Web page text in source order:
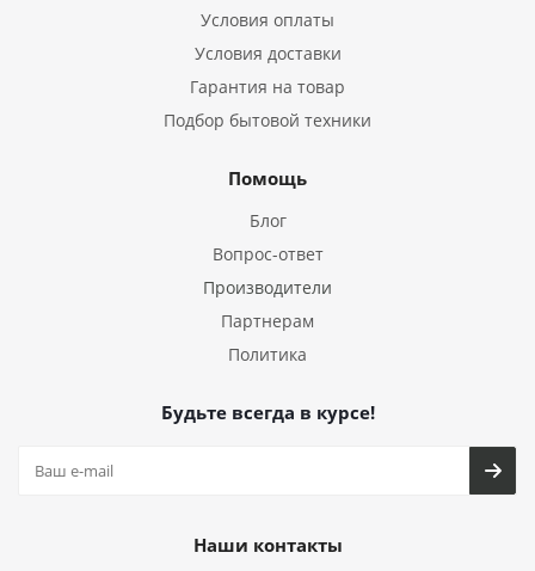
Условия оплаты
Условия доставки
Гарантия на товар
Подбор бытовой техники
Помощь
Блог
Вопрос-ответ
Производители
Партнерам
Политика
Будьте всегда в курсе!
Наши контакты